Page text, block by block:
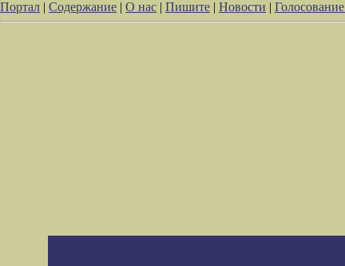
Портал | Содержание | О нас | Пишите | Новости | Голосование